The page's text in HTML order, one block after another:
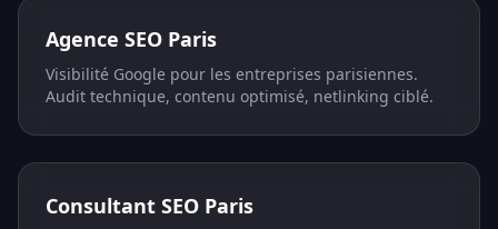
Agence SEO Paris
Visibilité Google pour les entreprises parisiennes.
Audit technique, contenu optimisé, netlinking ciblé.
Consultant SEO Paris